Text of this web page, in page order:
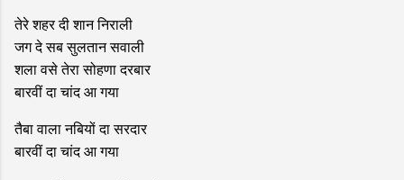
तेरे शहर दी शान निराली
जग दे सब सुलतान सवाली
शला वसे तेरा सोहणा दरबार
बारवीं दा चांद आ गया
तैबा वाला नबियों दा सरदार
बारवीं दा चांद आ गया